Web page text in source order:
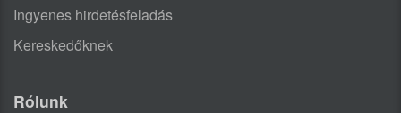
Ingyenes hirdetésfeladás
Kereskedőknek
Rólunk